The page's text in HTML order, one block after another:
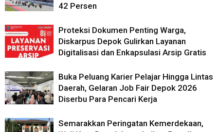
42 Persen
Proteksi Dokumen Penting Warga,
Diskarpus Depok Gulirkan Layanan
Digitalisasi dan Enkapsulasi Arsip Gratis
Buka Peluang Karier Pelajar Hingga Lintas
Daerah, Gelaran Job Fair Depok 2026
Diserbu Para Pencari Kerja
Semarakkan Peringatan Kemerdekaan,